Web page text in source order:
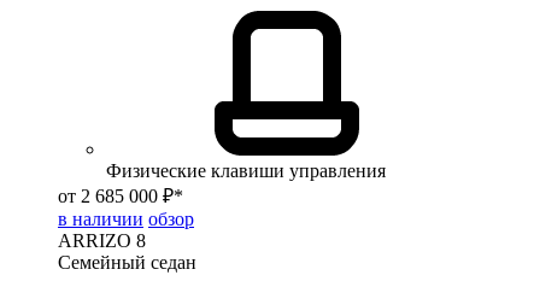
Физические клавиши управления
от 2 685 000 ₽*
в наличии обзор
ARRIZO 8
Семейный седан